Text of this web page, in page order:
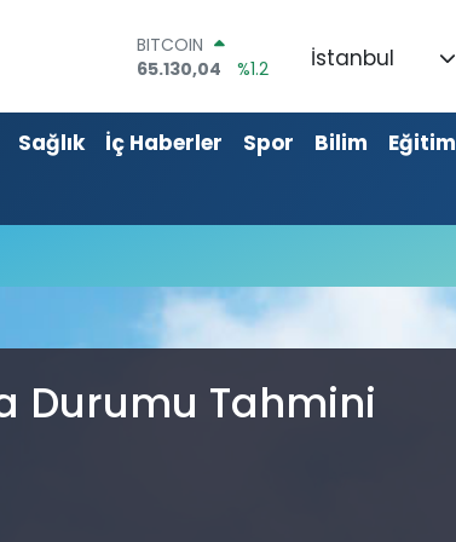
BITCOIN
65.130,04
%1.2
47,7106
%0.17
EURO
BİST100
13.773
%-19
İstanbul
Sağlık İç Haberler Spor Bilim
Eğitim
Durumu Tahmini